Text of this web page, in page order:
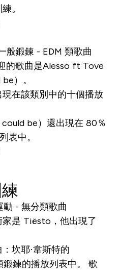
。
般鍛鍊 - EDM 類歌曲
的歌曲是Alesso ft Tove
）
。
在該類別中的十個播放
be） 還出現在 80％
表中。
- 無分類歌曲
是 Tiësto，他出現了
坎耶·韋斯特的
鍛鍊的播放列表中。 歌